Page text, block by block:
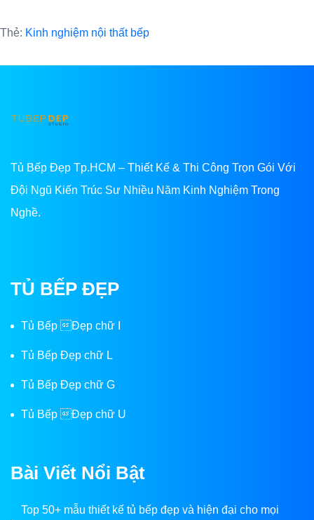
Thẻ: Kinh nghiệm nội thất bếp
Tủ Bếp Đẹp Tp.HCM – Thiết Kế & Thi Công Trọn Gói Với
Đội Ngũ Kiến Trúc Sư Nhiều Năm Kinh Nghiệm Trong
Nghề.
TỦ BẾP ĐẸP
Tủ Bếp Đẹp chữ I
Tủ Bếp Đẹp chữ L
Tủ Bếp Đẹp chữ G
Tủ Bếp Đẹp chữ U
Bài Viết Nổi Bật
Top 50+ mẫu thiết kế tủ bếp đẹp và hiện đại cho mọi